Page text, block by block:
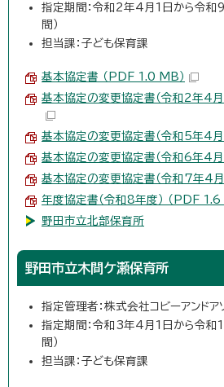
指定期間：令和2年4月1日から令和
間）
担当課：子ども保育課
基本協定書 （PDF 1.0 MB）
基本協定の変更協定書（令和2年4
基本協定の変更協定書（令和5年4
基本協定の変更協定書（令和6年4月
基本協定の変更協定書（令和7年4
年度協定書（令和8年度） （PDF 1.6
野田市立北部保育所
野田市立木間ケ瀬保育所
指定管理者：株式会社コビーアンドア
指定期間：令和3年4月1日から令和
間）
担当課：子ども保育課